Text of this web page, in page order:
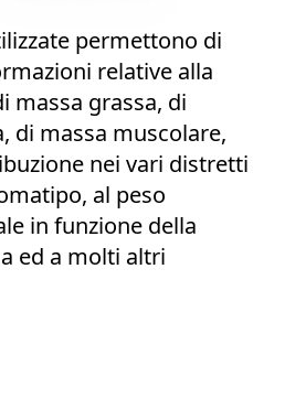
permettono di
relative alla
massa grassa, di
di massa muscolare,
nei vari distretti
al peso
in funzione della
ed a molti altri